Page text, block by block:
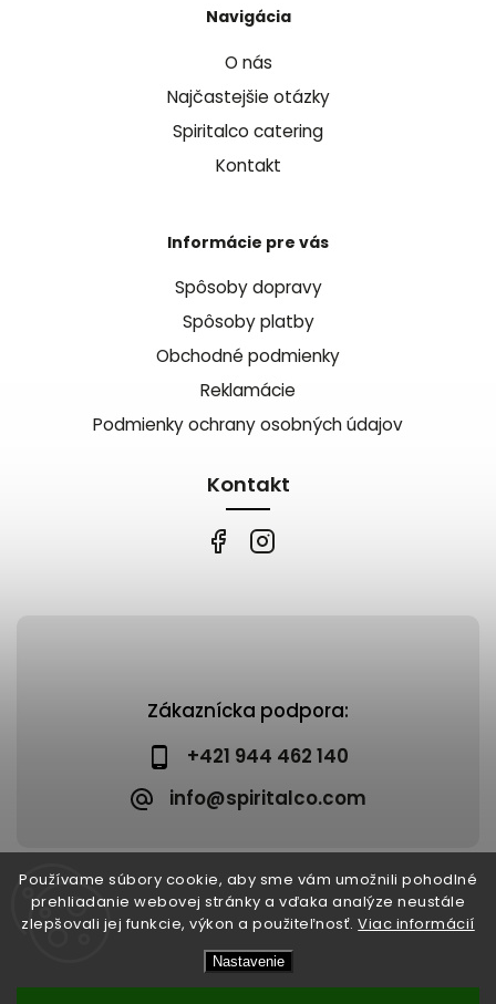
Používame súbory cookie, aby sme vám umožnili pohodlné
prehliadanie webovej stránky a vďaka analýze neustále
zlepšovali jej funkcie, výkon a použiteľnosť.Viac informácií
Nastavenie
Zákaznícka podpora:
+421 944 462 140
info@spiritalco.com
Navigácia
O nás
Najčastejšie otázky
Spiritalco catering
Kontakt
Informácie pre vás
Spôsoby dopravy
Spôsoby platby
Obchodné podmienky
Reklamácie
Podmienky ochrany osobných údajov
Kontakt
Spiritalco. Všetky práva vyhradené.
Upraviť nastavenie cookies